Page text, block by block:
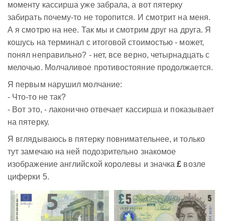
моменту кассирша уже забрала, а вот пятерку
забирать почему-то не торопится. И смотрит на меня.
А я смотрю на нее. Так мы и смотрим друг на друга. Я
кошусь на терминал с итоговой стоимостью - может,
понял неправильно? - нет, все верно, четырнадцать с
мелочью. Молчаливое противостояние продолжается.
Я первым нарушил молчание:
- Что-то не так?
- Вот это, - лаконично отвечает кассирша и показывает
на пятерку.
Я вглядываюсь в пятерку повнимательнее, и только
тут замечаю на ней подозрительно знакомое
изображение английской королевы и значка£ возле
циферки 5.